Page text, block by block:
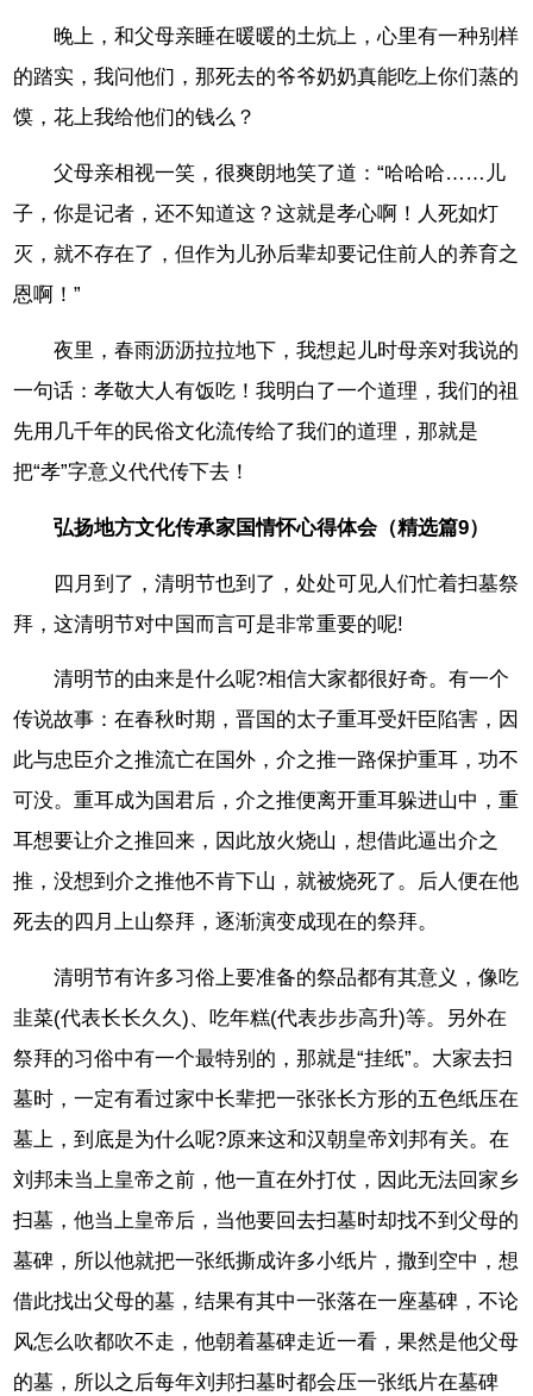
晚上，和父母亲睡在暖暖的土炕上，心里有一种别样
的踏实，我问他们，那死去的爷爷奶奶真能吃上你们蒸的
馍，花上我给他们的钱么？
父母亲相视一笑，很爽朗地笑了道：“哈哈哈……儿
子，你是记者，还不知道这？这就是孝心啊！人死如灯
灭，就不存在了，但作为儿孙后辈却要记住前人的养育之
恩啊！”
夜里，春雨沥沥拉拉地下，我想起儿时母亲对我说的
一句话：孝敬大人有饭吃！我明白了一个道理，我们的祖
先用几千年的民俗文化流传给了我们的道理，那就是
把“孝”字意义代代传下去！
弘扬地方文化传承家国情怀心得体会（精选篇9）
四月到了，清明节也到了，处处可见人们忙着扫墓祭
拜，这清明节对中国而言可是非常重要的呢!
清明节的由来是什么呢?相信大家都很好奇。有一个
传说故事：在春秋时期，晋国的太子重耳受奸臣陷害，因
此与忠臣介之推流亡在国外，介之推一路保护重耳，功不
可没。重耳成为国君后，介之推便离开重耳躲进山中，重
耳想要让介之推回来，因此放火烧山，想借此逼出介之
推，没想到介之推他不肯下山，就被烧死了。后人便在他
死去的四月上山祭拜，逐渐演变成现在的祭拜。
清明节有许多习俗上要准备的祭品都有其意义，像吃
韭菜(代表长长久久)、吃年糕(代表步步高升)等。另外在
祭拜的习俗中有一个最特别的，那就是“挂纸”。大家去扫
墓时，一定有看过家中长辈把一张张长方形的五色纸压在
墓上，到底是为什么呢?原来这和汉朝皇帝刘邦有关。在
刘邦未当上皇帝之前，他一直在外打仗，因此无法回家乡
扫墓，他当上皇帝后，当他要回去扫墓时却找不到父母的
墓碑，所以他就把一张纸撕成许多小纸片，撒到空中，想
借此找出父母的墓，结果有其中一张落在一座墓碑，不论
风怎么吹都吹不走，他朝着墓碑走近一看，果然是他父母
的墓，所以之后每年刘邦扫墓时都会压一张纸片在墓碑